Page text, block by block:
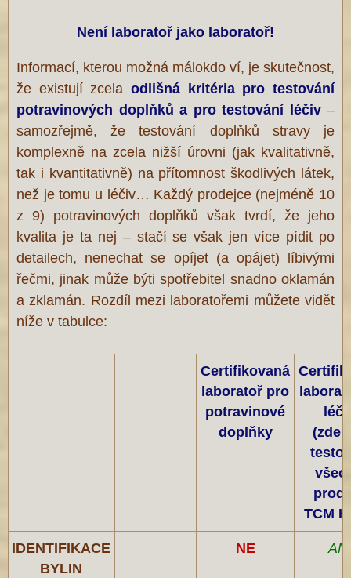
Není laboratoř jako laboratoř!
Informací, kterou možná málokdo ví, je skutečnost,
že existují zcela odlišná kritéria pro testování
potravinových doplňků a pro testování léčiv –
samozřejmě, že testování doplňků stravy je
komplexně na zcela nižší úrovni (jak kvalitativně,
tak i kvantitativně) na přítomnost škodlivých látek,
než je tomu u léčiv… Každý prodejce (nejméně 10
z 9) potravinových doplňků však tvrdí, že jeho
kvalita je ta nej – stačí se však jen více pídit po
detailech, nenechat se opíjet (a opájet) líbivými
řečmi, jinak může býti spotřebitel snadno oklamán
a zklamán. Rozdíl mezi laboratořemi můžete vidět
níže v tabulce:
Certifikovaná
laboratoř pro
potravinové
doplňky
(zde
TCM
IDENTIFIKACE
BYLIN
NE